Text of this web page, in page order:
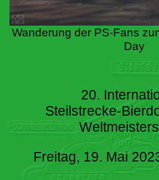
Wanderung der PS-Fans
Day
20.
Steilstrecke-
Freitag, 19. Mai